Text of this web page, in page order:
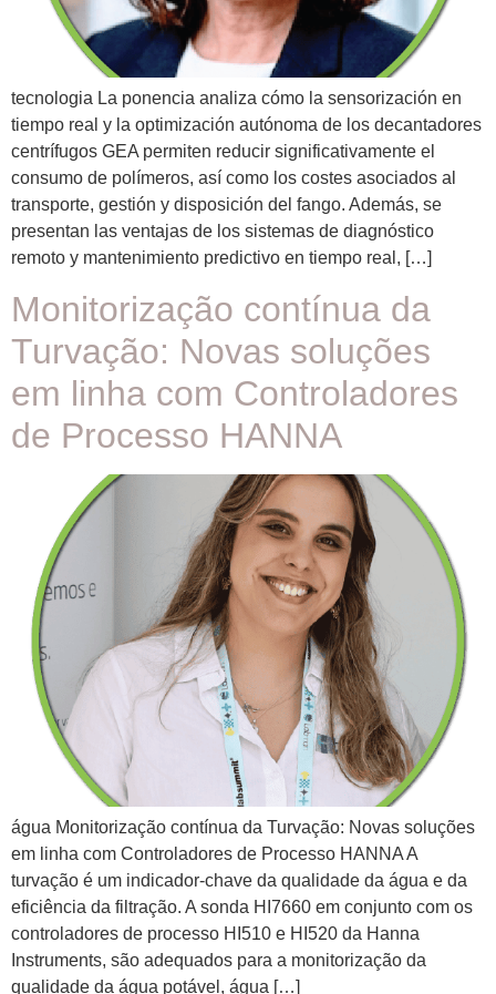
tecnologia La ponencia analiza cómo la sensorización en
tiempo real y la optimización autónoma de los decantadores
centrífugos GEA permiten reducir significativamente el
consumo de polímeros, así como los costes asociados al
transporte, gestión y disposición del fango. Además, se
presentan las ventajas de los sistemas de diagnóstico
remoto y mantenimiento predictivo en tiempo real, […]
Monitorização contínua da
Turvação: Novas soluções
em linha com Controladores
de Processo HANNA
água Monitorização contínua da Turvação: Novas soluções
em linha com Controladores de Processo HANNA A
turvação é um indicador-chave da qualidade da água e da
eficiência da filtração. A sonda HI7660 em conjunto com os
controladores de processo HI510 e HI520 da Hanna
Instruments, são adequados para a monitorização da
qualidade da água potável, água […]